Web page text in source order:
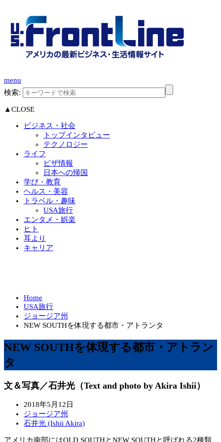
menu
検索:
▲CLOSE
ビジネス・社会
トップインタビュー
テクノロジー
ライフ
ビザ情報
日本への帰国
学び・教育
ヘルス・美容
トラベル・趣味
USA旅行
エンタメ・娯楽
ヒト
耳より
キャリア
Home
USA旅行
ジョージア州
NEW SOUTHを体現する都市・アトランタ
NEW SOUTHを体現する都市・アトラン
タ
文＆写真／石井光（Text and photo by Akira Ishii）
2018年5月12日
ジョージア州
石井光 (Ishii Akira)
アメリカ南部にはOLD SOUTHとNEW SOUTHと呼ばれる2種類